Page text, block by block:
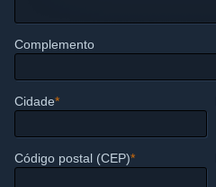
Complemento
Cidade*
Código postal (CEP)*